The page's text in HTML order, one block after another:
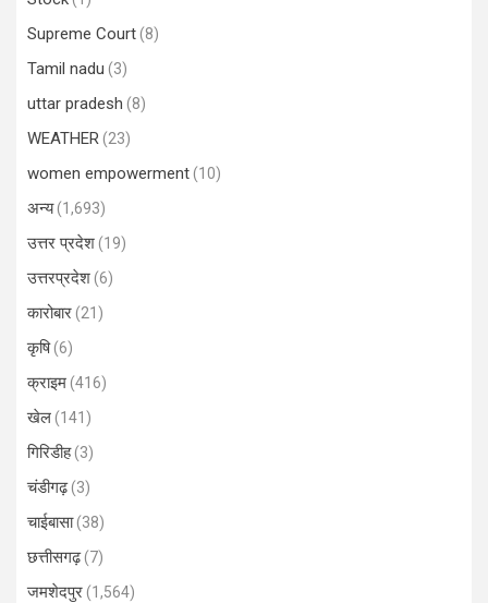
Supreme Court(8)
Tamil nadu (3)
uttar pradesh (8)
WEATHER(23)
women empowerment(10)
अन्य(1,693)
उत्तर प्रदेश(19)
उत्तरप्रदेश(6)
कारोबार(21)
कृषि(6)
क्राइम(416)
खेल(141)
गिरिडीह(3)
चंडीगढ़(3)
चाईबासा(38)
छत्तीसगढ़(7)
जमशेदपुर(1,564)